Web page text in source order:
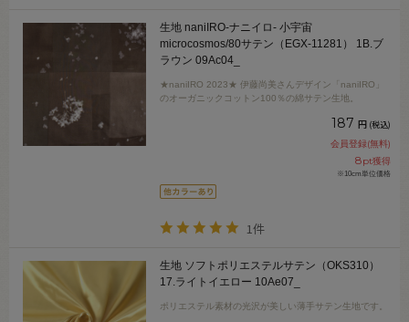
生地 naniIRO-ナニイロ- 小宇宙
microcosmos/80サテン（EGX-11281） 1B.ブ
ラウン 09Ac04_
★naniIRO 2023★ 伊藤尚美さんデザイン「naniIRO」
のオーガニックコットン100％の綿サテン生地。
187 円 (税込)
会員登録(無料)
8pt獲得
※10cm単位価格
1件
生地 ソフトポリエステルサテン（OKS310）
17.ライトイエロー 10Ae07_
ポリエステル素材の光沢が美しい薄手サテン生地です。